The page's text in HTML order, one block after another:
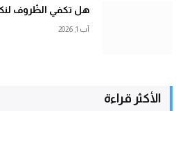
هل تكفي الظّروف
آب 1, 2026
الأكثر قراءة